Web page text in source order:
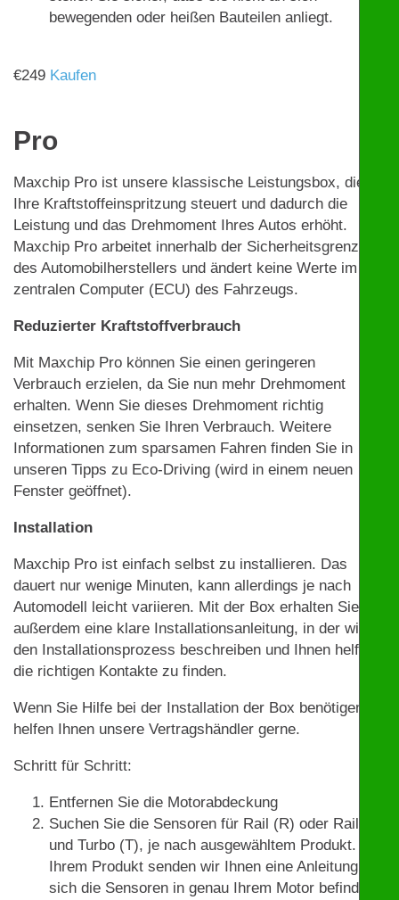
bewegenden oder heißen Bauteilen anliegt.
€249 Kaufen
Pro
Maxchip Pro ist unsere klassische Leistungsbox, die
Ihre Kraftstoffeinspritzung steuert und dadurch die
Leistung und das Drehmoment Ihres Autos erhöht.
Maxchip Pro arbeitet innerhalb der Sicherheitsgrenzen
des Automobilherstellers und ändert keine Werte im
zentralen Computer (ECU) des Fahrzeugs.
Reduzierter Kraftstoffverbrauch
Mit Maxchip Pro können Sie einen geringeren
Verbrauch erzielen, da Sie nun mehr Drehmoment
erhalten. Wenn Sie dieses Drehmoment richtig
einsetzen, senken Sie Ihren Verbrauch. Weitere
Informationen zum sparsamen Fahren finden Sie in
unseren Tipps zu Eco-Driving (wird in einem neuen
Fenster geöffnet).
Installation
Maxchip Pro ist einfach selbst zu installieren. Das
dauert nur wenige Minuten, kann allerdings je nach
Automodell leicht variieren. Mit der Box erhalten Sie
außerdem eine klare Installationsanleitung, in der wir
den Installationsprozess beschreiben und Ihnen helfen,
die richtigen Kontakte zu finden.
Wenn Sie Hilfe bei der Installation der Box benötigen,
helfen Ihnen unsere Vertragshändler gerne.
Schritt für Schritt:
Entfernen Sie die Motorabdeckung
Suchen Sie die Sensoren für Rail (R) oder Rail (R)
und Turbo (T), je nach ausgewähltem Produkt. Mit
Ihrem Produkt senden wir Ihnen eine Anleitung, wo
sich die Sensoren in genau Ihrem Motor befinden.